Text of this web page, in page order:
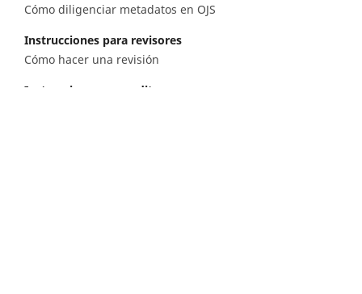
Cómo diligenciar metadatos en OJS
Instrucciones para revisores
Cómo hacer una revisión
Instrucciones para editores